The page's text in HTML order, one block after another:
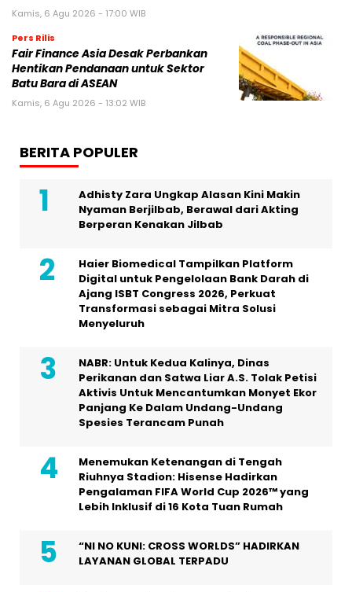
Kamis, 6 Agu 2026 - 17:00 WIB
Pers Rilis
Fair Finance Asia Desak Perbankan
Hentikan Pendanaan untuk Sektor
Batu Bara di ASEAN
Kamis, 6 Agu 2026 - 13:02 WIB
BERITA POPULER
Adhisty Zara Ungkap Alasan Kini Makin
Nyaman Berjilbab, Berawal dari Akting
Berperan Kenakan Jilbab
Haier Biomedical Tampilkan Platform
Digital untuk Pengelolaan Bank Darah di
Ajang ISBT Congress 2026, Perkuat
Transformasi sebagai Mitra Solusi
Menyeluruh
NABR: Untuk Kedua Kalinya, Dinas
Perikanan dan Satwa Liar A.S. Tolak Petisi
Aktivis Untuk Mencantumkan Monyet Ekor
Panjang Ke Dalam Undang-Undang
Spesies Terancam Punah
Menemukan Ketenangan di Tengah
Riuhnya Stadion: Hisense Hadirkan
Pengalaman FIFA World Cup 2026™ yang
Lebih Inklusif di 16 Kota Tuan Rumah
“NI NO KUNI: CROSS WORLDS” HADIRKAN
LAYANAN GLOBAL TERPADU